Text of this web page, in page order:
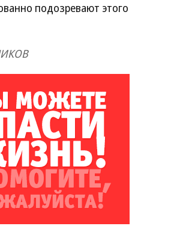
подозревают этого